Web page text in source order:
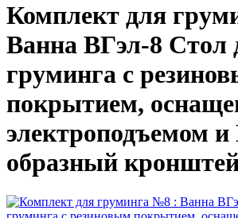
Комплект для
Ванна ВГэл-8 Стол
груминга с
покрытием,
электроподъемом
образный